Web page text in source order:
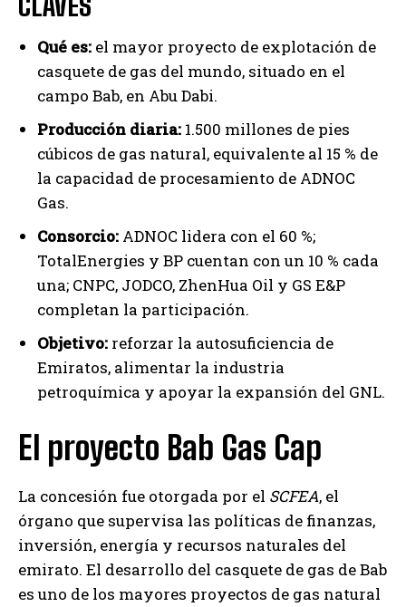
Qué es: el mayor proyecto de explotación de
casquete de gas del mundo, situado en el
campo Bab, en Abu Dabi.
Producción diaria: 1.500 millones de pies
cúbicos de gas natural, equivalente al 15 % de
la capacidad de procesamiento de ADNOC
Gas.
Consorcio: ADNOC lidera con el 60 %;
TotalEnergies y BP cuentan con un 10 % cada
una; CNPC, JODCO, ZhenHua Oil y GS E&P
completan la participación.
Objetivo: reforzar la autosuficiencia de
Emiratos, alimentar la industria
petroquímica y apoyar la expansión del GNL.
El proyecto Bab Gas Cap
La concesión fue otorgada por el SCFEA, el
órgano que supervisa las políticas de finanzas,
inversión, energía y recursos naturales del
emirato. El desarrollo del casquete de gas de Bab
es uno de los mayores proyectos de gas natural